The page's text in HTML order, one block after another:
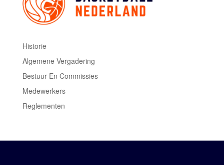
Historie
Algemene Vergadering
Bestuur En Commissies
Medewerkers
Reglementen